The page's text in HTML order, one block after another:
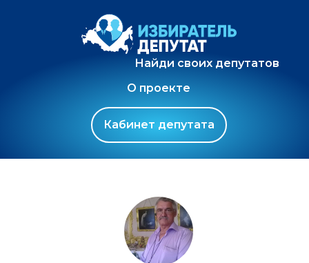
Найди своих депутатов
О проекте
Кабинет депутата